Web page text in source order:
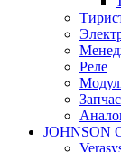
Реле
JOHNSON